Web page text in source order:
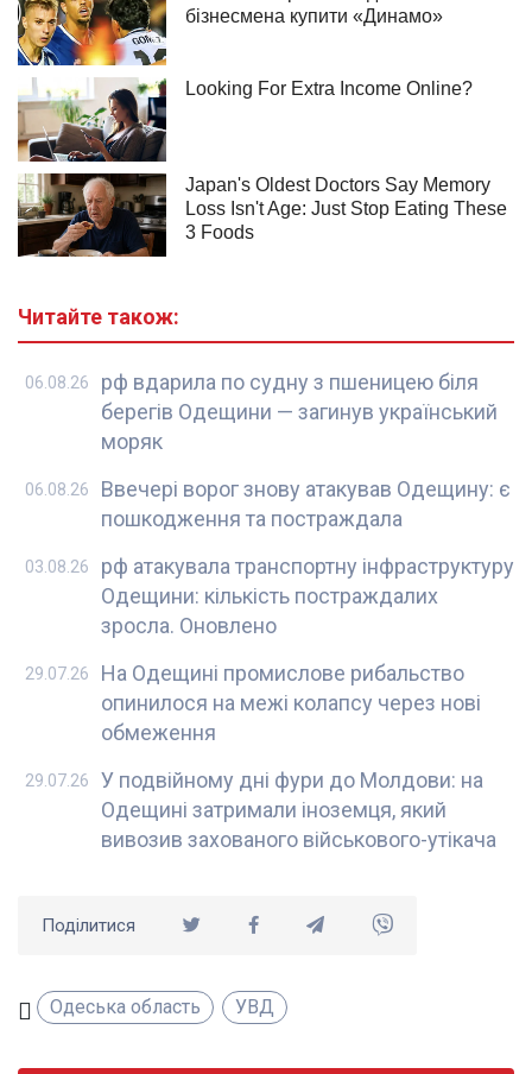
Читайте також:
рф вдарила по судну з пшеницею біля
берегів Одещини — загинув український
моряк
06.08.26
Ввечері ворог знову атакував Одещину: є
пошкодження та постраждала
06.08.26
рф атакувала транспортну інфраструктуру
Одещини: кількість постраждалих
зросла. Оновлено
03.08.26
На Одещині промислове рибальство
опинилося на межі колапсу через нові
обмеження
29.07.26
У подвійному дні фури до Молдови: на
Одещині затримали іноземця, який
вивозив захованого військового-утікача
29.07.26
Поділитися
Одеська область УВД